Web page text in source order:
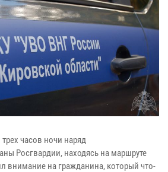
часов ночи наряд
Росгвардии, находясь на маршруте
внимание на гражданина, который что-